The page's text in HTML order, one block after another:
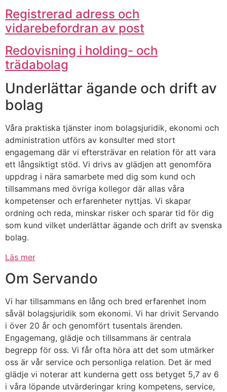
Registrerad adress och
vidarebefordran av post
Redovisning i holding- och
trädabolag
Underlättar ägande och drift av
bolag
Våra praktiska tjänster inom bolagsjuridik, ekonomi och
administration utförs av konsulter med stort
engagemang där vi eftersträvar en relation för att vara
ett långsiktigt stöd. Vi drivs av glädjen att genomföra
uppdrag i nära samarbete med dig som kund och
tillsammans med övriga kollegor där allas våra
kompetenser och erfarenheter nyttjas. Vi skapar
ordning och reda, minskar risker och sparar tid för dig
som kund vilket underlättar ägande och drift av svenska
bolag.
Läs mer
Om Servando
Vi har tillsammans en lång och bred erfarenhet inom
såväl bolagsjuridik som ekonomi. Vi har drivit Servando
i över 20 år och genomfört tusentals ärenden.
Engagemang, glädje och tillsammans är centrala
begrepp för oss. Vi får ofta höra att det som utmärker
oss är vår service och personliga relation. Det är med
glädje vi noterar att kunderna gett oss betyget 5,7 av 6
i våra löpande utvärderingar kring kompetens, service,